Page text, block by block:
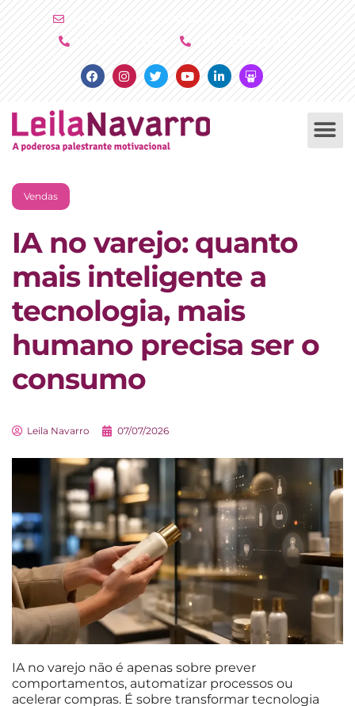
FacebookInstagramTwitterYoutubeLinkedinSlideshare
Vendas
IA no varejo: quanto
mais inteligente a
tecnologia, mais
humano precisa ser o
consumo
Leila Navarro 07/07/2026
IA no varejo não é apenas sobre prever
comportamentos, automatizar processos ou
acelerar compras. É sobre transformar tecnologia